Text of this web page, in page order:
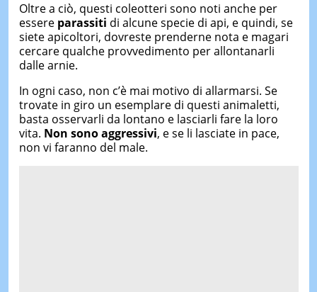
Oltre a ciò, questi coleotteri sono noti anche per
essere parassiti di alcune specie di api, e quindi, se
siete apicoltori, dovreste prenderne nota e magari
cercare qualche provvedimento per allontanarli
dalle arnie.
In ogni caso, non c’è mai motivo di allarmarsi. Se
trovate in giro un esemplare di questi animaletti,
basta osservarli da lontano e lasciarli fare la loro
vita. Non sono aggressivi, e se li lasciate in pace,
non vi faranno del male.